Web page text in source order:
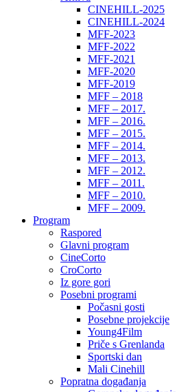
CINEHILL-2025
CINEHILL-2024
MFF-2023
MFF-2022
MFF-2021
MFF-2020
MFF-2019
MFF – 2018
MFF – 2017.
MFF – 2016.
MFF – 2015.
MFF – 2014.
MFF – 2013.
MFF – 2012.
MFF – 2011.
MFF – 2010.
MFF – 2009.
Program
Raspored
Glavni program
CineCorto
CroCorto
Iz gore gori
Posebni programi
Počasni gosti
Posebne projekcije
Young4Film
Priče s Grenlanda
Sportski dan
Mali Cinehill
Popratna događanja